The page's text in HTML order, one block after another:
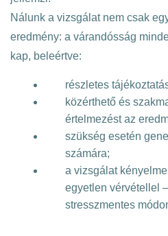
Nálunk a vizsgálat nem csak
eredmény: a várandósság
kap, beleértve:
részletes
közérthető és
értelmezést az
szükség esetén
számára;
a vizsgálat
egyetlen vérvétellel
stresszmentes